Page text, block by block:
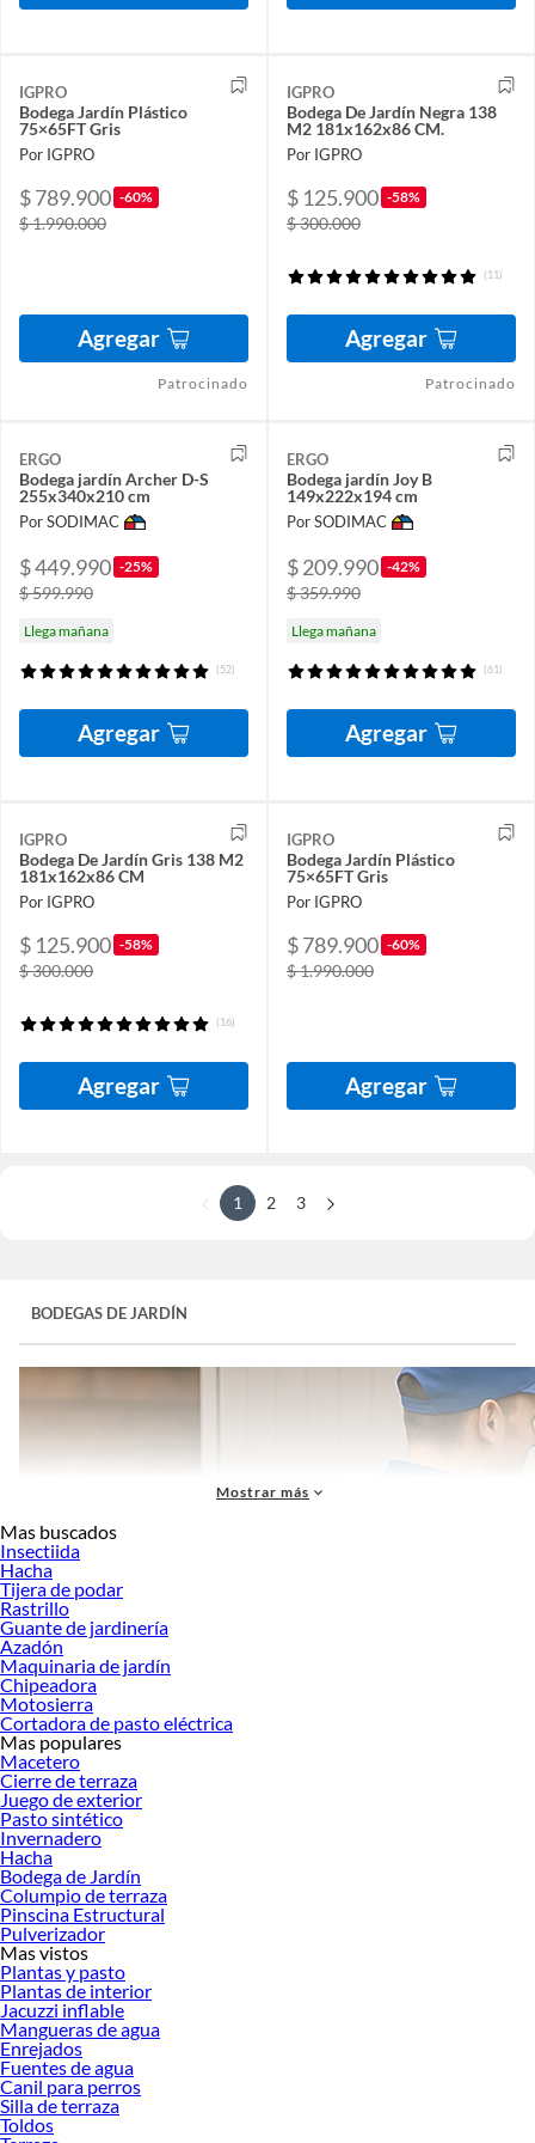
IGPRO
Bodega Jardín Plástico
75×65FT Gris
Por IGPRO
$ 789.900 -60%
$ 1.990.000
Agregar
Patrocinado
IGPRO
Bodega De Jardín Negra 138
M2 181x162x86 CM.
Por IGPRO
$ 125.900 -58%
$ 300.000
(11)
Agregar
Patrocinado
ERGO
Bodega jardín Archer D-S
255x340x210 cm
Por SODIMAC
$ 449.990 -25%
$ 599.990
Llega mañana
(52)
Agregar
ERGO
Bodega jardín Joy B
149x222x194 cm
Por SODIMAC
$ 209.990 -42%
$ 359.990
Llega mañana
(61)
Agregar
IGPRO
Bodega De Jardín Gris 138 M2
181x162x86 CM
Por IGPRO
$ 125.900 -58%
$ 300.000
(16)
Agregar
IGPRO
Bodega Jardín Plástico
75×65FT Gris
Por IGPRO
$ 789.900 -60%
$ 1.990.000
Agregar
1 2 3
BODEGAS DE JARDÍN
Una bodega de jardín es una estructura independiente diseñada
específicamente para almacenamiento exterior. Protege herramientas, equipos y
accesorios contra lluvia, sol, humedad y cambios de temperatura.
Resumen rápido
Qué es:Estructura resistente a la intemperie para organizar y proteger tus
Mostrar más
Mas buscados
Insectiida
Hacha
Tijera de podar
Rastrillo
Guante de jardinería
Azadón
Maquinaria de jardín
Chipeadora
Motosierra
Cortadora de pasto eléctrica
Mas populares
Macetero
Cierre de terraza
Juego de exterior
Pasto sintético
Invernadero
Hacha
Bodega de Jardín
Columpio de terraza
Pinscina Estructural
Pulverizador
Mas vistos
Plantas y pasto
Plantas de interior
Jacuzzi inflable
Mangueras de agua
Enrejados
Fuentes de agua
Canil para perros
Silla de terraza
Toldos